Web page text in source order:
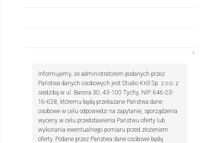
Informujemy, że administratorem podanych przez
Państwa danych osobowych jest Studio Król Sp. z o.o. z
siedzibą w ul. Barona 30, 43-100 Tychy, NIP: 646-23-
16-628, któremu będą przekazane Państwa dane
osobowe w celu odpowiedzi na zapytanie, sporządzenia
wyceny w celu przedstawienia Państwu oferty lub
wykonania ewentualnego pomiaru przed złożeniem
oferty. Podane przez Państwa dane osobowe będą